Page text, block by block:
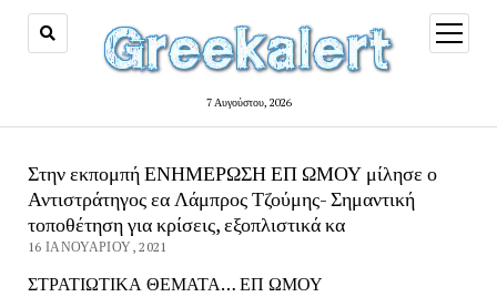
7 Αυγούστου, 2026
open
menu
Στην εκπομπή ΕΝΗΜΕΡΩΣΗ ΕΠ ΩΜΟΥ μίλησε ο
Αντιστράτηγος εα Λάμπρος Τζούμης- Σημαντική
τοποθέτηση για κρίσεις, εξοπλιστικά κα
16 ΙΑΝΟΥΑΡΊΟΥ, 2021
ΣΤΡΑΤΙΩΤΙΚΑ ΘΕΜΑΤΑ… ΕΠ ΩΜΟΥ